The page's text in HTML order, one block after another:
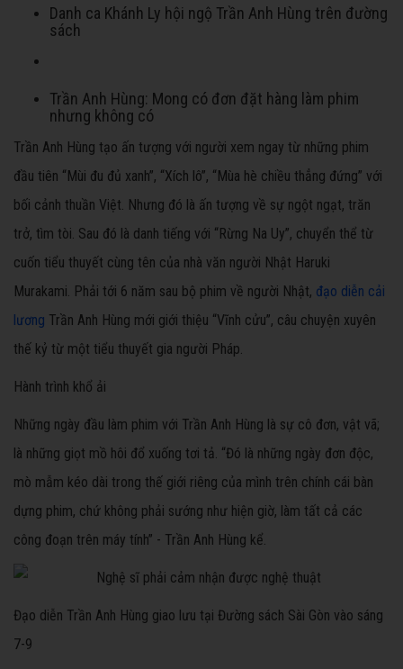
Danh ca Khánh Ly hội ngộ Trần Anh Hùng trên đường
sách
Trần Anh Hùng: Mong có đơn đặt hàng làm phim
nhưng không có
Trần Anh Hùng tạo ấn tượng với người xem ngay từ những phim
đầu tiên “Mùi đu đủ xanh”, “Xích lô”, “Mùa hè chiều thẳng đứng” với
bối cảnh thuần Việt. Nhưng đó là ấn tượng về sự ngột ngạt, trăn
trở, tìm tòi. Sau đó là danh tiếng với “Rừng Na Uy”, chuyển thể từ
cuốn tiểu thuyết cùng tên của nhà văn người Nhật Haruki
Murakami. Phải tới 6 năm sau bộ phim về người Nhật, đạo diễn cải
lương Trần Anh Hùng mới giới thiệu “Vĩnh cửu”, câu chuyện xuyên
thế kỷ từ một tiểu thuyết gia người Pháp.
Hành trình khổ ải
Những ngày đầu làm phim với Trần Anh Hùng là sự cô đơn, vật vã;
là những giọt mồ hôi đổ xuống tơi tả. “Đó là những ngày đơn độc,
mò mẫm kéo dài trong thế giới riêng của mình trên chính cái bàn
dựng phim, chứ không phải sướng như hiện giờ, làm tất cả các
công đoạn trên máy tính” - Trần Anh Hùng kể.
Đạo diễn Trần Anh Hùng giao lưu tại Đường sách Sài Gòn vào sáng
7-9